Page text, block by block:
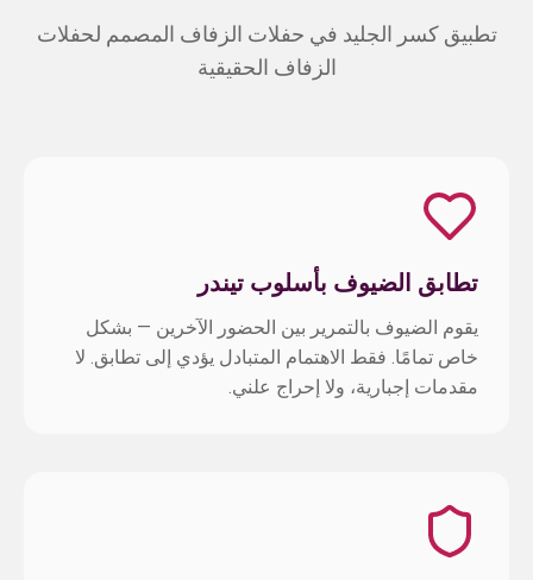
تطبيق كسر الجليد في حفلات الزفاف المصمم لحفلات
الزفاف الحقيقية
تطابق الضيوف بأسلوب تيندر
يقوم الضيوف بالتمرير بين الحضور الآخرين — بشكل
خاص تمامًا. فقط الاهتمام المتبادل يؤدي إلى تطابق. لا
مقدمات إجبارية، ولا إحراج علني.